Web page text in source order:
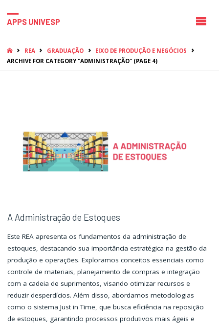
APPS UNIVESP
HOMEREA GRADUAÇÃO
EIXO DE PRODUÇÃO E NEGÓCIOS
ARCHIVE FOR CATEGORY "ADMINISTRAÇÃO"(PAGE 4)
A Administração de Estoques
Este REA apresenta os fundamentos da administração de
estoques, destacando sua importância estratégica na gestão da
produção e operações. Exploramos conceitos essenciais como
controle de materiais, planejamento de compras e integração
com a cadeia de suprimentos, visando otimizar recursos e
reduzir desperdícios. Além disso, abordamos metodologias
como o sistema Just in Time, que busca eficiência na reposição
de estoques, garantindo processos produtivos mais ágeis e